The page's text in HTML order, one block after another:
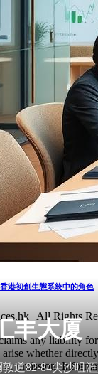
丰大厦
道82-84尖沙咀
港初創生態系統中的角色
| All Rights
any liability
whether
or omission.